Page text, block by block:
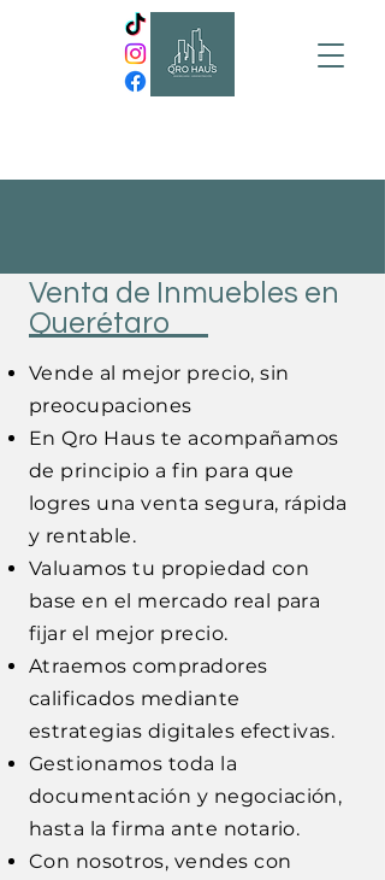
Venta de Inmuebles en
Querétaro
Vende al mejor precio, sin
preocupaciones
En Qro Haus te acompañamos
de principio a fin para que
logres una venta segura, rápida
y rentable.
Valuamos tu propiedad con
base en el mercado real para
fijar el mejor precio.
Atraemos compradores
calificados mediante
estrategias digitales efectivas.
Gestionamos toda la
documentación y negociación,
hasta la firma ante notario.
Con nosotros, vendes con